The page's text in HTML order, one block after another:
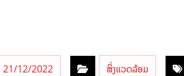
21/12/2022 ສິ່ງແວດລ້ອມ